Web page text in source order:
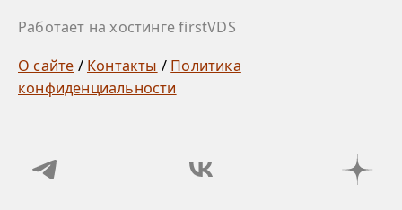
Работает на хостинге firstVDS
О сайте / Контакты / Политика
конфиденциальности